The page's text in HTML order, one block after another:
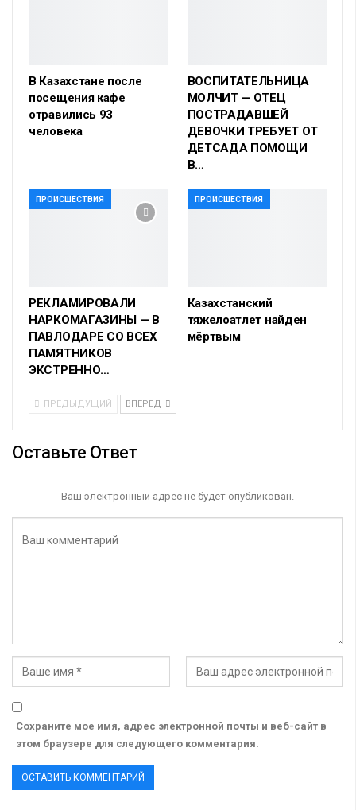
В Казахстане после
посещения кафе
отравились 93
человека
ВОСПИТАТЕЛЬНИЦА
МОЛЧИТ — ОТЕЦ
ПОСТРАДАВШЕЙ
ДЕВОЧКИ ТРЕБУЕТ ОТ
ДЕТСАДА ПОМОЩИ
В…
ПРОИСШЕСТВИЯ
РЕКЛАМИРОВАЛИ
НАРКОМАГАЗИНЫ — В
ПАВЛОДАРЕ СО ВСЕХ
ПАМЯТНИКОВ
ЭКСТРЕННО…
ПРОИСШЕСТВИЯ
Казахстанский
тяжелоатлет найден
мёртвым
ПРЕДЫДУЩИЙ ВПЕРЕД
Оставьте Ответ
Ваш электронный адрес не будет опубликован.
Сохраните мое имя, адрес электронной почты и веб-сайт в
этом браузере для следующего комментария.